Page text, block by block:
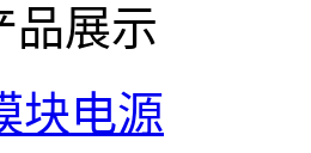
品展示
块电源